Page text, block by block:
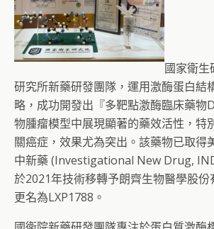
國家衛生
研究所新藥研發團隊，運用激酶蛋白結
略，成功開發出『多靶點激酶臨床藥物
物腫瘤模型中展現顯著的藥效活性，特
關癌症，效果尤為突出。該藥物已取得
中新藥 (Investigational New Drug,
於2021年技術移轉予朗齊生物醫學股份
更名為LXP1788。